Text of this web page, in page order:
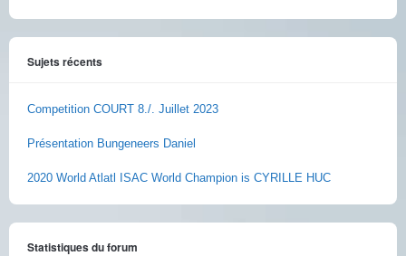
Sujets récents
Competition COURT 8./. Juillet 2023
Présentation Bungeneers Daniel
2020 World Atlatl ISAC World Champion is CYRILLE HUC
Statistiques du forum